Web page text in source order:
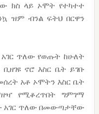
ክስ ላይ ኦሞት የተካተተ
ዝም ብንል ፍትህ በርዋን
ጥለው የወጡት ከሁለት
ኖሮ እስር ቤት ይገቡ
አቶ ኦሞትን እስር ቤት
የሚቆረጥበት ግምገማ
አገር ጥለው በመውጣታቸው